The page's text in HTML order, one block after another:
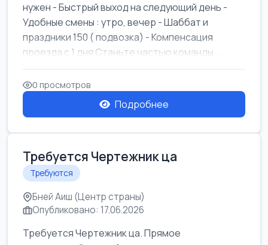
нужен - Быстрый выход на следующий день -
Удобные смены : утро, вечер - Шаббат и
праздники 150 ( подвозка) - Компенсация
проезда с 1 дня Станьте частью команды ...
0 просмотров
Подробнее
Требуется Чертежник ца
Требуются
Бней Аиш (Центр страны)
Опубликовано: 17.06.2026
Требуется Чертежник ца. Прямое